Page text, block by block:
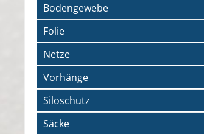
Bodengewebe
Folie
Netze
Vorhänge
Siloschutz
Säcke